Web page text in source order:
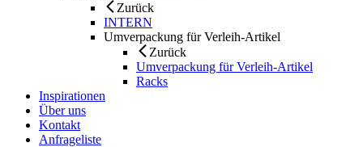
Zurück
INTERN
Umverpackung für Verleih-Artikel
Zurück
Umverpackung für Verleih-Artikel
Racks
Inspirationen
Über uns
Kontakt
Anfrageliste